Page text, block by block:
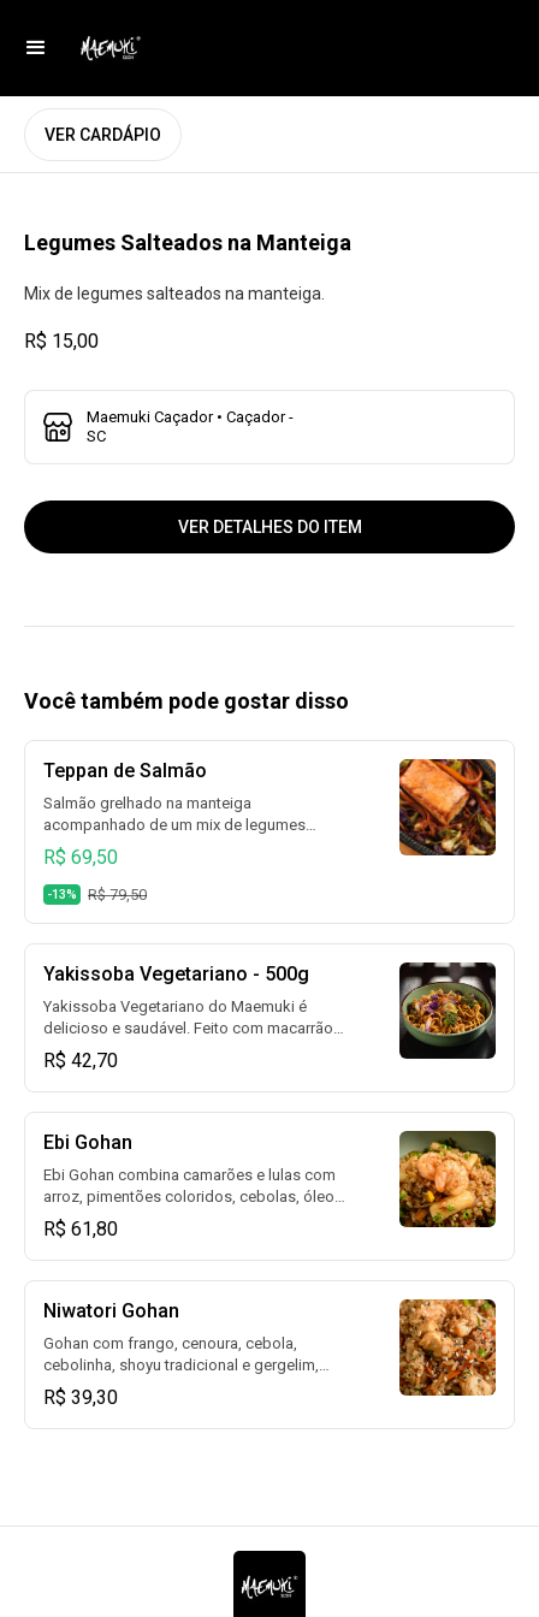
VER CARDÁPIO
Legumes Salteados na Manteiga
Mix de legumes salteados na manteiga.
R$ 15,00
Maemuki Caçador • Caçador -
SC
VER DETALHES DO ITEM
Você também pode gostar disso
Teppan de Salmão
Salmão grelhado na manteiga
acompanhado de um mix de legumes
salteados ao toque de shoyu.
R$ 69,50
-13% R$ 79,50
Yakissoba Vegetariano - 500g
Yakissoba Vegetariano do Maemuki é
delicioso e saudável. Feito com macarrão
cozido e frito, coberto com nosso molho
especial, legumes frescos como cenoura,
pimentão, brócolis, cogumelos, cebolinha e
castanhas de caju crocantes.
R$ 42,70
Ebi Gohan
Ebi Gohan combina camarões e lulas com
arroz, pimentões coloridos, cebolas, óleo
de gergelim, gengibre e molho de ostra.
Uma deliciosa combinação de sabores
japoneses.
R$ 61,80
Niwatori Gohan
Gohan com frango, cenoura, cebola,
cebolinha, shoyu tradicional e gergelim,
trazendo um sabor suave.
R$ 39,30